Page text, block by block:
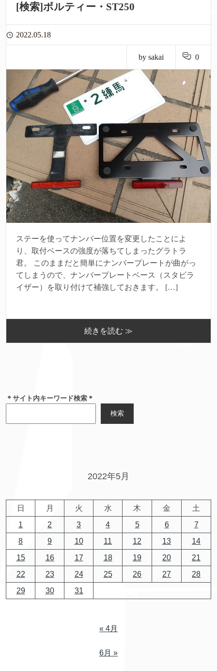
[検索]ボルティー・ST250
2022.05.18
by sakai 0
ステーを使ってナンバー位置を変更したことによ
り、取付ベースの強度が落ちてしまったグラトラ
君。 このままだと簡単にナンバープレートが曲がっ
てしまうので、ナンバープレートベース（スタビラ
イザー）を取り付けて補強しておきます。 […]
続きを読む ≫
＊サイト内キーワード検索＊
検索
2022年5月
日 月 火 水 木 金
土
1
2 3 4 5 6
7
8
9 10 11 12 13
14
15
16 17 18 19 20
21
22
23 24 25 26 27
28
29
30 31
« 4月
6月 »